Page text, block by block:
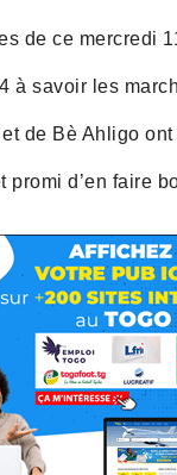
de ce mercredi
à savoir les
de Bè Ahligo
promi d’en faire